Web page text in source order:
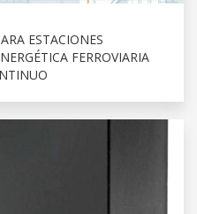
ESTACIONES
FERROVIARIA